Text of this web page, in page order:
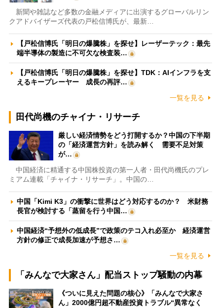
新聞や雑誌など多数の金融メディアに出演するグローバルリン
クアドバイザーズ代表の戸松信博氏が、最新…
【戸松信博氏「明日の爆騰株」を探せ】レーザーテック：最先
端半導体の製造に不可欠な検査装…
【戸松信博氏「明日の爆騰株」を探せ】TDK：AIインフラを支
えるキープレーヤー 成長の再評…
一覧を見る
田代尚機のチャイナ・リサーチ
厳しい経済情勢をどう打開するか？中国の下半期
の「経済運営方針」を読み解く 需要不足対策
が…
中国経済に精通する中国株投資の第一人者・田代尚機氏のプレ
ミアム連載「チャイナ・リサーチ」。中国の…
中国「Kimi K3」の衝撃に世界はどう対応するのか？ 米財務
長官が検討する「蒸留を行う中国…
中国経済“予想外の低成長”で政策のテコ入れ必至か 経済運営
方針の修正で成長加速が予想さ…
一覧を見る
「みんなで大家さん」配当ストップ騒動の内幕
《ついに見えた問題の核心》「みんなで大家さ
ん」2000億円超不動産投資トラブル“異常なく